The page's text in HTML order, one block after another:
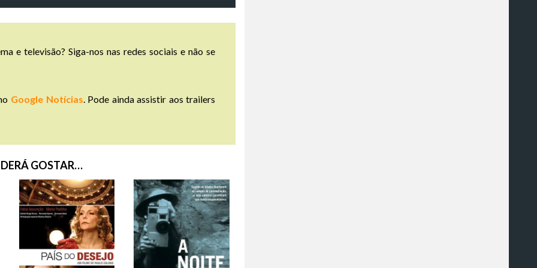
e televisão? Siga-nos nas redes sociais e não se
Google Notícias. Pode ainda assistir aos trailers
GOSTAR…